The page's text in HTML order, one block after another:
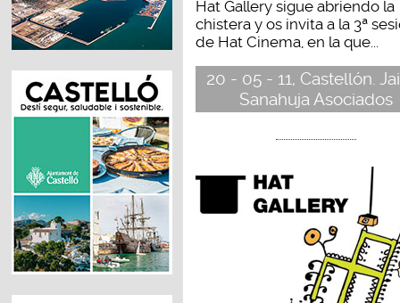
Hat Gallery sigue abriendo la
chistera y os invita a la 3ª
de Hat Cinema, en la que...
20 - 05 - 11, Castellón.
Sanahuja Asociados